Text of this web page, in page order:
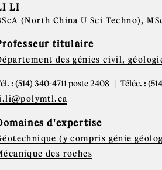
LI
(North China U Sci Techno),
titulaire
des génies civil,
: (514) 340-4711 poste 2408 Téléc. :
d'expertise
(y compris génie
des roches